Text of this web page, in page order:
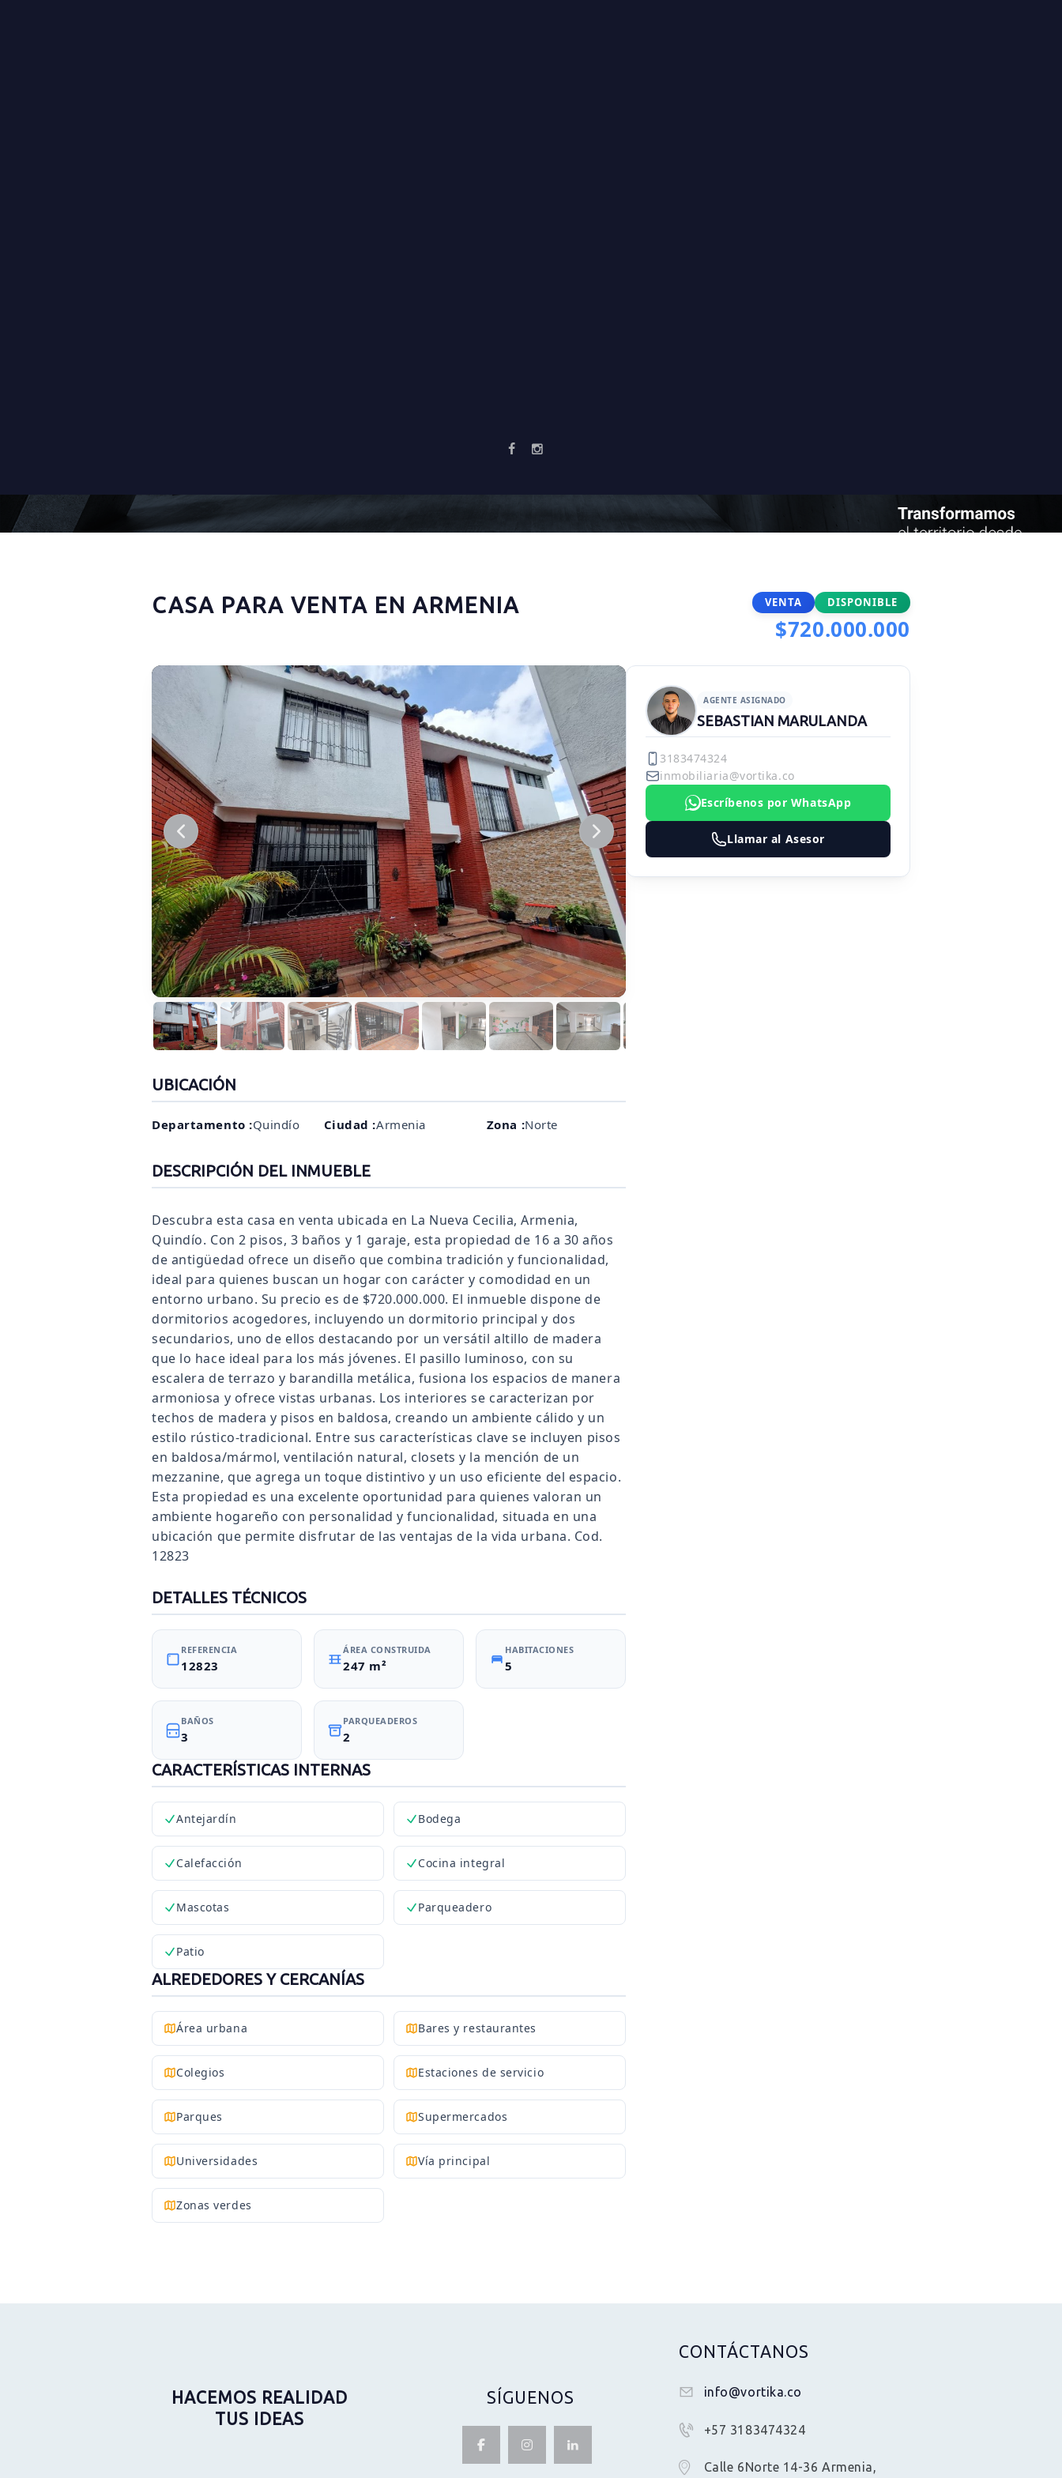
CASA PARA VENTA EN ARMENIA VENTA DISPONIBLE
$720.000.000
UBICACIÓN
Departamento :Quindío Ciudad :Armenia Zona :Norte
DESCRIPCIÓN DEL INMUEBLE
Descubra esta casa en venta ubicada en La Nueva Cecilia, Armenia,
Quindío. Con 2 pisos, 3 baños y 1 garaje, esta propiedad de 16 a 30 años
de antigüedad ofrece un diseño que combina tradición y funcionalidad,
ideal para quienes buscan un hogar con carácter y comodidad en un
entorno urbano. Su precio es de $720.000.000. El inmueble dispone de
dormitorios acogedores, incluyendo un dormitorio principal y dos
secundarios, uno de ellos destacando por un versátil altillo de madera
que lo hace ideal para los más jóvenes. El pasillo luminoso, con su
escalera de terrazo y barandilla metálica, fusiona los espacios de manera
armoniosa y ofrece vistas urbanas. Los interiores se caracterizan por
techos de madera y pisos en baldosa, creando un ambiente cálido y un
estilo rústico-tradicional. Entre sus características clave se incluyen pisos
en baldosa/mármol, ventilación natural, closets y la mención de un
mezzanine, que agrega un toque distintivo y un uso eficiente del espacio.
Esta propiedad es una excelente oportunidad para quienes valoran un
ambiente hogareño con personalidad y funcionalidad, situada en una
ubicación que permite disfrutar de las ventajas de la vida urbana. Cod.
12823
DETALLES TÉCNICOS
REFERENCIA
12823
ÁREA CONSTRUIDA
247 m²
HABITACIONES
5
BAÑOS
3
PARQUEADEROS
2
CARACTERÍSTICAS INTERNAS
Antejardín Bodega
Calefacción Cocina integral
Mascotas Parqueadero
Patio
ALREDEDORES Y CERCANÍAS
Área urbana Bares y restaurantes
Colegios Estaciones de servicio
Parques Supermercados
Universidades Vía principal
Zonas verdes
AGENTE ASIGNADO
SEBASTIAN MARULANDA
3183474324
inmobiliaria@vortika.co
Escríbenos por WhatsApp
Llamar al Asesor
HACEMOS REALIDAD
TUS IDEAS
SÍGUENOS
CONTÁCTANOS
info@vortika.co
+57 3183474324
Calle 6Norte 14-36 Armenia,